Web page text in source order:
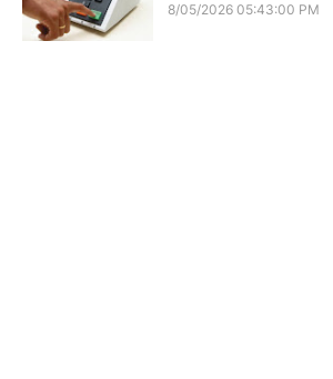
8/05/2026 05:43:00 PM